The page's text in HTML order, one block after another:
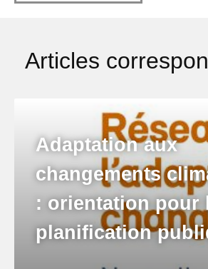
Articles
Adaptation aux
changements
: orientation pour
planification